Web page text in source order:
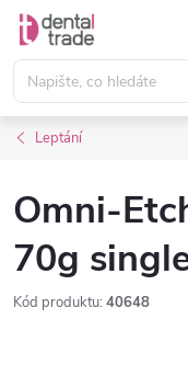
Přejít
obsah
Leptání
Omni-
70g
Kód produktu: 40648